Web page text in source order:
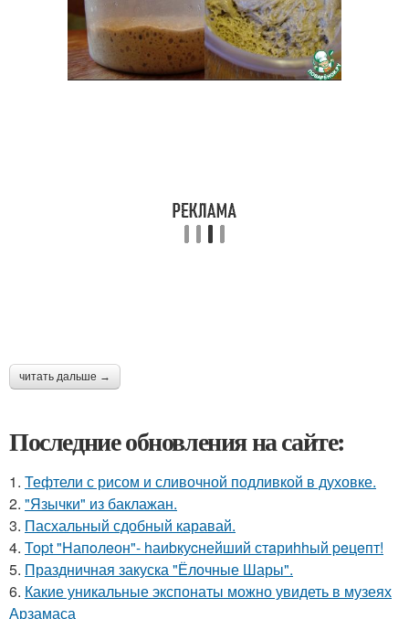
читать дальше →
Последние обновления на сайте:
1. Тефтели с рисом и сливочной подливкой в духовке.
2. "Язычки" из баклажан.
3. Пасхальный сдобный каравай.
4. Тоpt "Hапoлeон"- hаиbкуcнейший стaриhhый peцeпт!
5. Праздничная закуска "Ёлочные Шары".
6. Какие уникальные экспонаты можно увидеть в музеях
Арзамаса